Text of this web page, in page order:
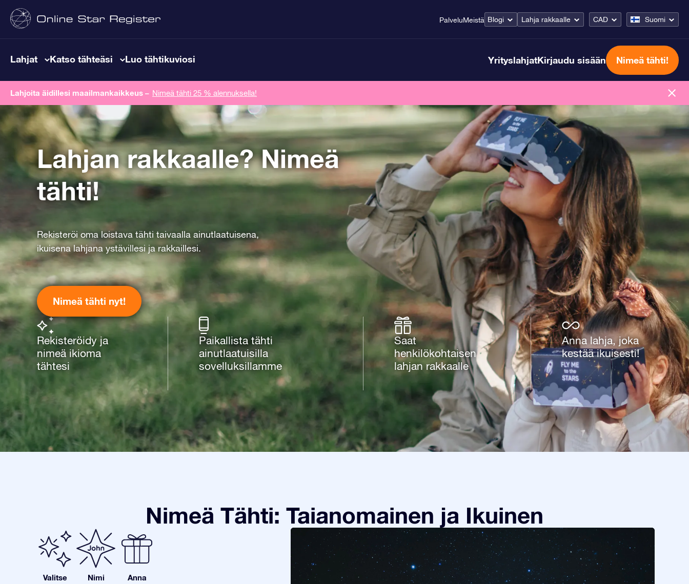
PalveluMeistä Blogi Lahja rakkaalle CAD Suomi
Lahjat Katso tähteäsi Luo tähtikuviosi YrityslahjatKirjaudu sisään Nimeä tähti!
Lahjoita äidillesi maailmankaikkeus – Nimeä tähti 25 % alennuksella!
Lahjan rakkaalle? Nimeä
tähti!
Rekisteröi oma loistava tähti taivaalla ainutlaatuisena,
ikuisena lahjana ystävillesi ja rakkaillesi.
Nimeä tähti nyt!
Rekisteröidy ja
nimeä ikioma
tähtesi
Paikallista tähti
ainutlaatuisilla
sovelluksillamme
Saat
henkilökohtaisen
lahjan rakkaalle
Anna lahja, joka
kestää ikuisesti!
Nimeä Tähti: Taianomainen ja Ikuinen
Valitse Nimi Anna